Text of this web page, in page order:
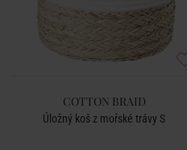
COTTON BRAID
Úložný koš z mořské trávy S